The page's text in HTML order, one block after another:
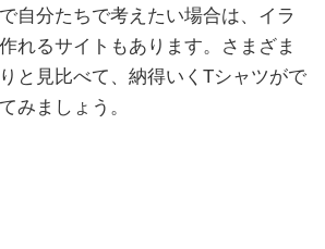
自分たちで考えたい場合は、イラ
れるサイトもあります。さまざま
と見比べて、納得いくTシャツがで
みましょう。